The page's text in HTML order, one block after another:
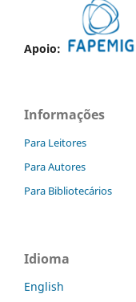
Apoio:
Informações
Para Leitores
Para Autores
Para Bibliotecários
Idioma
English